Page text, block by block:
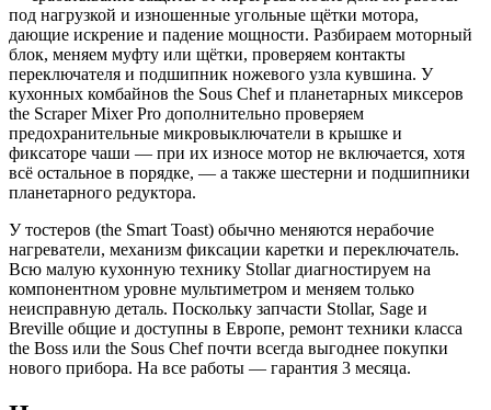
под нагрузкой и изношенные угольные щётки мотора,
дающие искрение и падение мощности. Разбираем моторный
блок, меняем муфту или щётки, проверяем контакты
переключателя и подшипник ножевого узла кувшина. У
кухонных комбайнов the Sous Chef и планетарных миксеров
the Scraper Mixer Pro дополнительно проверяем
предохранительные микровыключатели в крышке и
фиксаторе чаши — при их износе мотор не включается, хотя
всё остальное в порядке, — а также шестерни и подшипники
планетарного редуктора.
У тостеров (the Smart Toast) обычно меняются нерабочие
нагреватели, механизм фиксации каретки и переключатель.
Всю малую кухонную технику Stollar диагностируем на
компонентном уровне мультиметром и меняем только
неисправную деталь. Поскольку запчасти Stollar, Sage и
Breville общие и доступны в Европе, ремонт техники класса
the Boss или the Sous Chef почти всегда выгоднее покупки
нового прибора. На все работы — гарантия 3 месяца.